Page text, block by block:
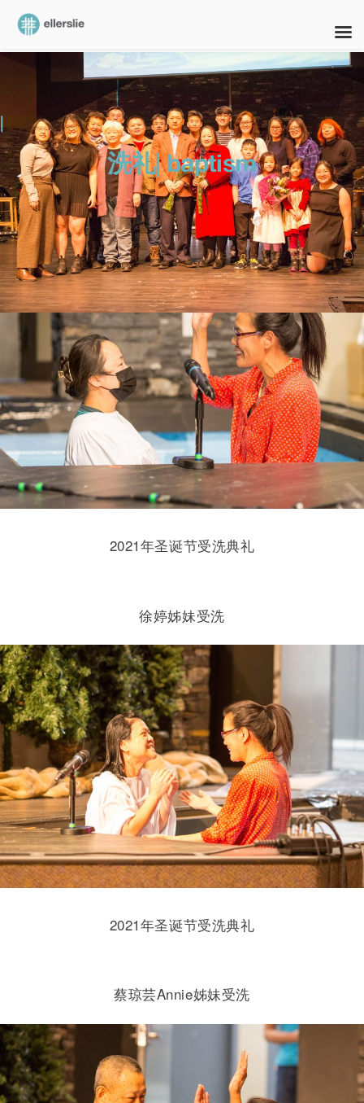
|
洗礼| baptism
2021年圣诞节受洗典礼
徐婷姊妹受洗
2021年圣诞节受洗典礼
蔡琼芸Annie姊妹受洗